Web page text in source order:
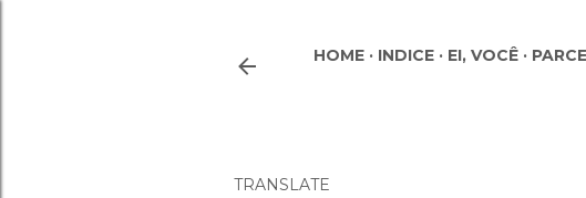
HOME INDICE EI, VOCÊ
TRANSLATE